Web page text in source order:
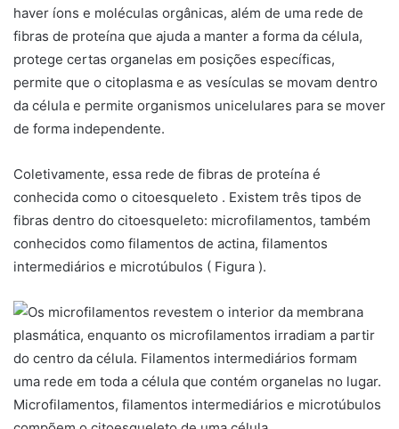
haver íons e moléculas orgânicas, além de uma rede de
fibras de proteína que ajuda a manter a forma da célula,
protege certas organelas em posições específicas,
permite que o citoplasma e as vesículas se movam dentro
da célula e permite organismos unicelulares para se mover
de forma independente.
Coletivamente, essa rede de fibras de proteína é
conhecida como o citoesqueleto . Existem três tipos de
fibras dentro do citoesqueleto: microfilamentos, também
conhecidos como filamentos de actina, filamentos
intermediários e microtúbulos ( Figura ).
Microfilamentos, filamentos intermediários e microtúbulos